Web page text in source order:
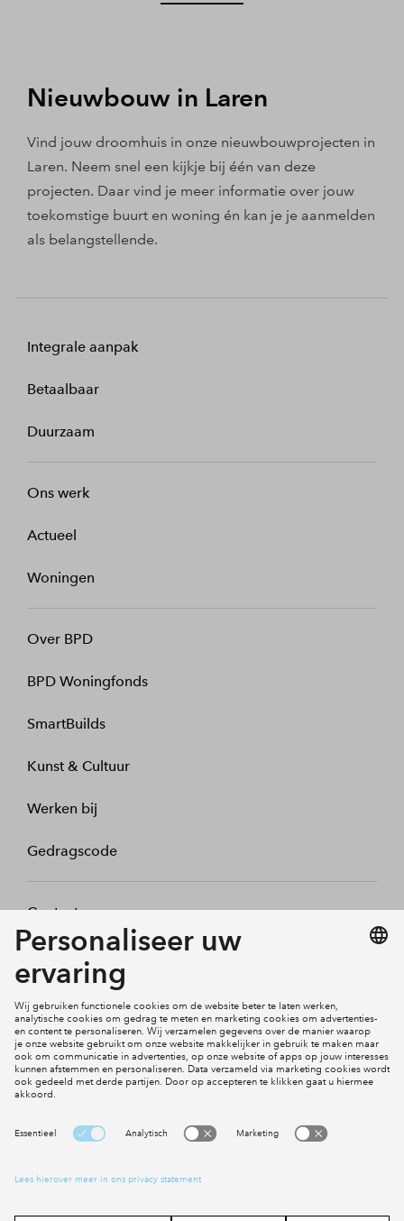
Nieuwbouw in Laren
Vind jouw droomhuis in onze nieuwbouwprojecten in
Laren. Neem snel een kijkje bij één van deze
projecten. Daar vind je meer informatie over jouw
toekomstige buurt en woning én kan je je aanmelden
als belangstellende.
Integrale aanpak
Betaalbaar
Duurzaam
Ons werk
Actueel
Woningen
Over BPD
BPD Woningfonds
SmartBuilds
Kunst & Cultuur
Werken bij
Gedragscode
Contact
Mijn profiel
Social Media
Cookies